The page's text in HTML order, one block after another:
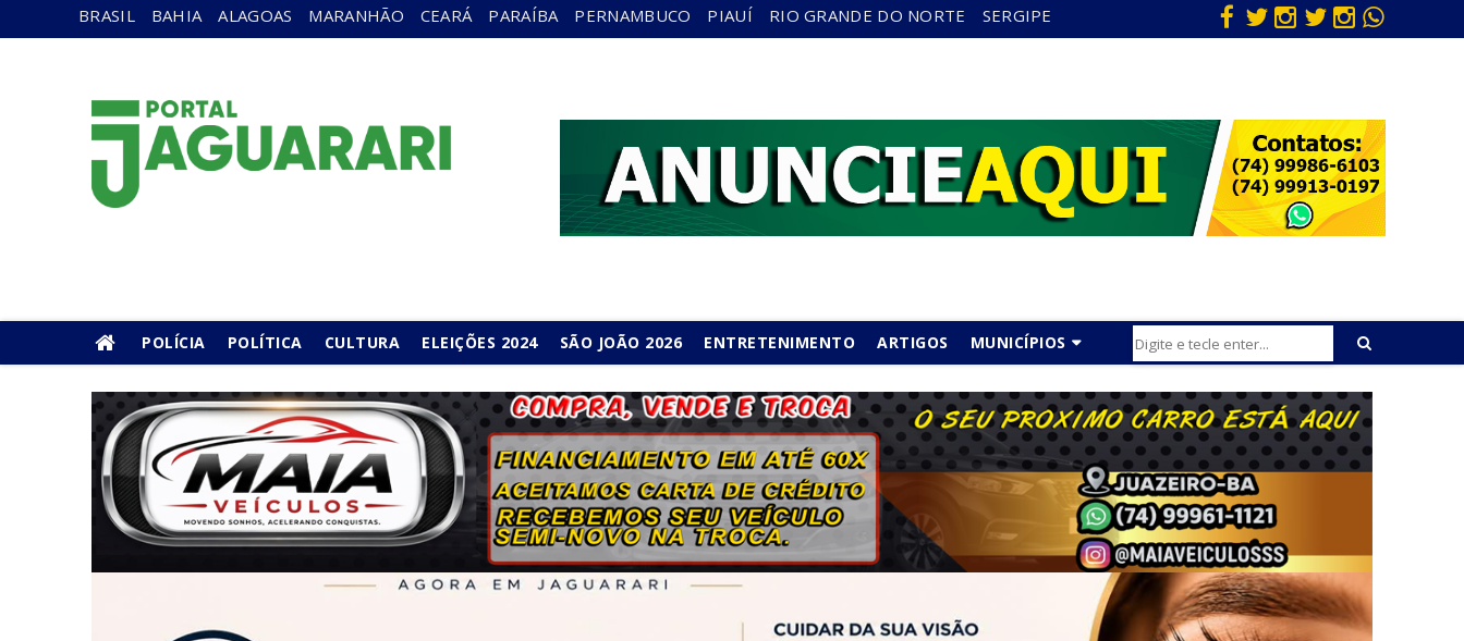
BRASIL BAHIA ALAGOAS MARANHÃO CEARÁ PARAÍBA PERNAMBUCO PIAUÍ RIO GRANDE DO NORTE SERGIPE
POLÍCIA POLÍTICA CULTURA ELEIÇÕES 2024 SÃO JOÃO 2026 ENTRETENIMENTO ARTIGOS MUNICÍPIOS